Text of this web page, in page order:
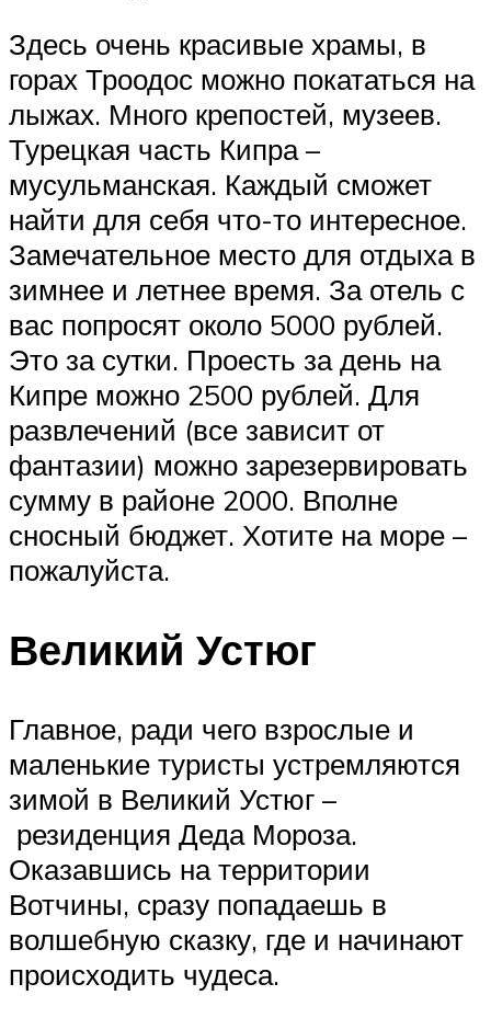
Здесь очень красивые храмы, в
горах Троодос можно покататься на
лыжах. Много крепостей, музеев.
Турецкая часть Кипра –
мусульманская. Каждый сможет
найти для себя что-то интересное.
Замечательное место для отдыха в
зимнее и летнее время. За отель с
вас попросят около 5000 рублей.
Это за сутки. Проесть за день на
Кипре можно 2500 рублей. Для
развлечений (все зависит от
фантазии) можно зарезервировать
сумму в районе 2000. Вполне
сносный бюджет. Хотите на море –
пожалуйста.
Великий Устюг
Главное, ради чего взрослые и
маленькие туристы устремляются
зимой в Великий Устюг –
резиденция Деда Мороза.
Оказавшись на территории
Вотчины, сразу попадаешь в
волшебную сказку, где и начинают
происходить чудеса.